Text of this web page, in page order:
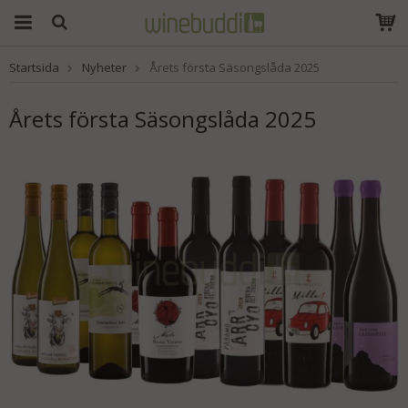
Produkten har blivit
Startsida Nyheter Årets första Säsongslåda 2025
Årets första Säsongslåda 2025